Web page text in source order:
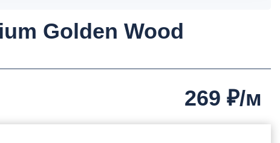
Golden Wood
269 ₽/м